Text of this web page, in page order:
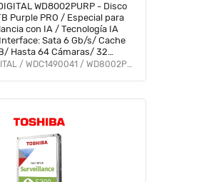
WD8002PURP - Disco
Purple PRO / Especial para
con IA / Tecnología IA
Sata 6 Gb/s/ Cache
Hasta 64 Cámaras/ 32
de IA para Análisis de
WESTERN DIGITAL / WDC1490041 / WD8002PURP